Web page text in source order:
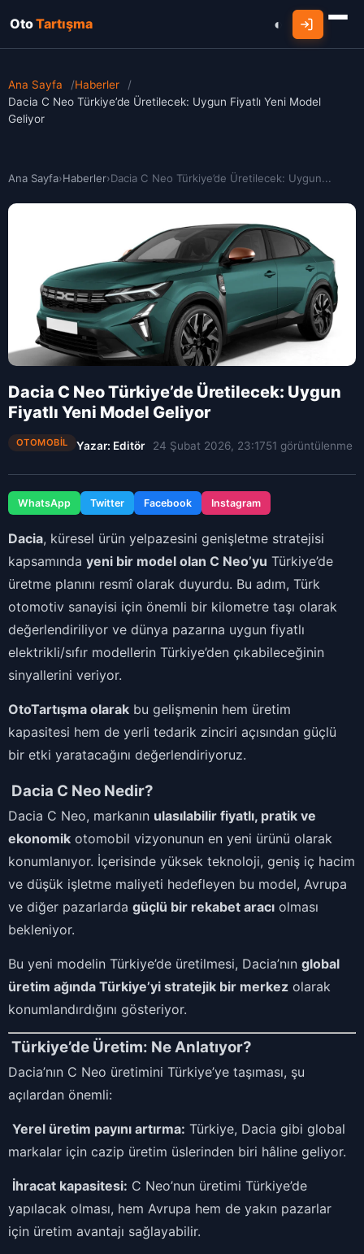
OtoTartışma
Ana Sayfa /Haberler
/
Dacia C Neo Türkiye’de Üretilecek: Uygun Fiyatlı Yeni Model
Geliyor
Ana Sayfa›Haberler›Dacia C Neo Türkiye’de Üretilecek: Uygun...
Dacia C Neo Türkiye’de Üretilecek: Uygun
Fiyatlı Yeni Model Geliyor
OTOMOBIL Yazar: Editör 24 Şubat 2026, 23:1751 görüntülenme
WhatsApp Twitter Facebook Instagram
Dacia, küresel ürün yelpazesini genişletme stratejisi
kapsamında yeni bir model olan C Neo’yu Türkiye’de
üretme planını resmî olarak duyurdu. Bu adım, Türk
otomotiv sanayisi için önemli bir kilometre taşı olarak
değerlendiriliyor ve dünya pazarına uygun fiyatlı
elektrikli/sıfır modellerin Türkiye’den çıkabileceğinin
sinyallerini veriyor.
OtoTartışma olarak bu gelişmenin hem üretim
kapasitesi hem de yerli tedarik zinciri açısından güçlü
bir etki yaratacağını değerlendiriyoruz.
Dacia C Neo Nedir?
Dacia C Neo, markanın ulasılabilir fiyatlı, pratik ve
ekonomik otomobil vizyonunun en yeni ürünü olarak
konumlanıyor. İçerisinde yüksek teknoloji, geniş iç hacim
ve düşük işletme maliyeti hedefleyen bu model, Avrupa
ve diğer pazarlarda güçlü bir rekabet aracı olması
bekleniyor.
Bu yeni modelin Türkiye’de üretilmesi, Dacia’nın global
üretim ağında Türkiye’yi stratejik bir merkez olarak
konumlandırdığını gösteriyor.
Türkiye’de Üretim: Ne Anlatıyor?
Dacia’nın C Neo üretimini Türkiye’ye taşıması, şu
açılardan önemli:
Yerel üretim payını artırma: Türkiye, Dacia gibi global
markalar için cazip üretim üslerinden biri hâline geliyor.
İhracat kapasitesi: C Neo’nun üretimi Türkiye’de
yapılacak olması, hem Avrupa hem de yakın pazarlar
için üretim avantajı sağlayabilir.